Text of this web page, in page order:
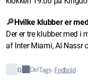
🔎 Hvilke klubber er
Der er tre klubber med i
af Inter Miami, Al Nassr
0 DelTags:Fodbold